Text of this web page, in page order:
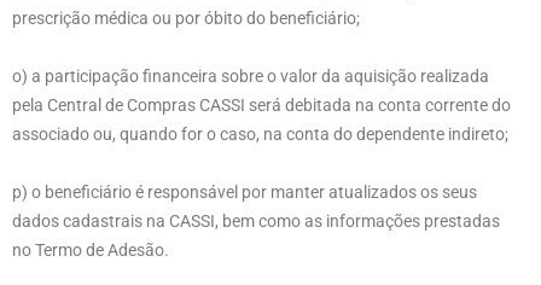
prescrição médica ou por óbito do beneficiário;
o) a participação financeira sobre o valor da aquisição realizada
pela Central de Compras CASSI será debitada na conta corrente do
associado ou, quando for o caso, na conta do dependente indireto;
p) o beneficiário é responsável por manter atualizados os seus
dados cadastrais na CASSI, bem como as informações prestadas
no Termo de Adesão.